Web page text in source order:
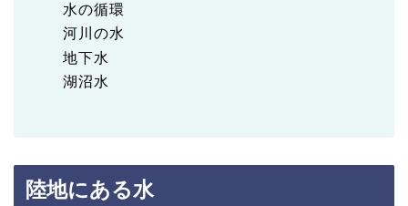
水の循環
河川の水
地下水
湖沼水
陸地にある水